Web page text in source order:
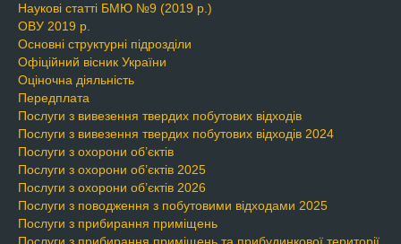
Наукові статті БМЮ №9 (2019 р.)
ОВУ 2019 р.
Основні структурні підрозділи
Офіційний вісник України
Оціночна діяльність
Передплата
Послуги з вивезення твердих побутових відходів
Послуги з вивезення твердих побутових відходів 2024
Послуги з охорони об’єктів
Послуги з охорони об’єктів 2025
Послуги з охорони об’єктів 2026
Послуги з поводження з побутовими відходами 2025
Послуги з прибирання приміщень